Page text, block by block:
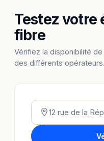
Testez votre
fibre
Vérifiez la disponibilité
des différents opérateurs.